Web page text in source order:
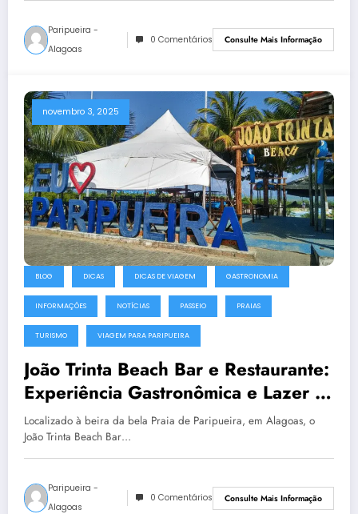
Paripueira -
Alagoas
0 Comentários Consulte Mais Informação
novembro 3, 2025
BLOG DICAS DICAS DE VIAGEM GASTRONOMIA
INFORMAÇÕES NOTÍCIAS PASSEIO PRAIAS
TURISMO VIAGEM PARA PARIPUEIRA
João Trinta Beach Bar e Restaurante:
Experiência Gastronômica e Lazer à
Beira-Mar em Paripueira
Localizado à beira da bela Praia de Paripueira, em Alagoas, o
João Trinta Beach Bar…
Paripueira -
Alagoas
0 Comentários Consulte Mais Informação